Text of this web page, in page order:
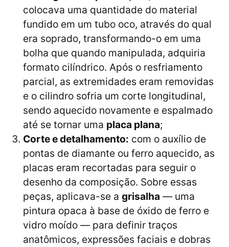
colocava uma quantidade do material
fundido em um tubo oco, através do qual
era soprado, transformando-o em uma
bolha que quando manipulada, adquiria
formato cilíndrico. Após o resfriamento
parcial, as extremidades eram removidas
e o cilindro sofria um corte longitudinal,
sendo aquecido novamente e espalmado
até se tornar uma placa plana;
Corte e detalhamento: com o auxílio de
pontas de diamante ou ferro aquecido, as
placas eram recortadas para seguir o
desenho da composição. Sobre essas
peças, aplicava-se a grisalha — uma
pintura opaca à base de óxido de ferro e
vidro moído — para definir traços
anatômicos, expressões faciais e dobras